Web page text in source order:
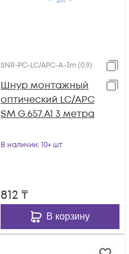
SNR-PC-LC/APC-A-3m (0,9)
Шнур монтажный
оптический LC/APC
SM G.657.A1 3 метра
В наличии: 10+ шт
812 ₸
В корзину